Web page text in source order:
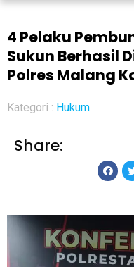
4 Pelaku
Sukun Berhasil
Polres Malang
Kategori : Hukum
Share: